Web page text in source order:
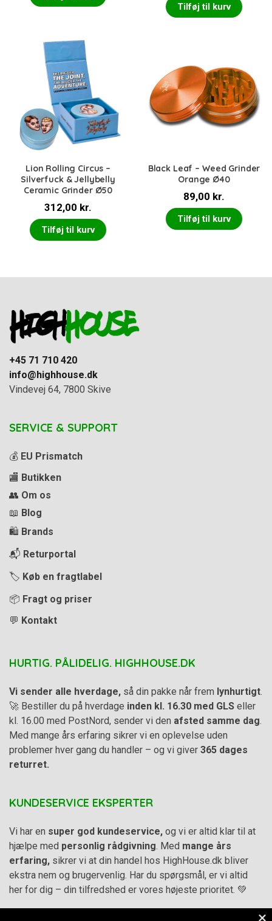
Tilføj til kurv
Lion Rolling Circus –
Silverfuck & Jellybelly
Ceramic Grinder Ø50
312,00 kr.
Tilføj til kurv
Black Leaf – Weed Grinder
Orange Ø40
89,00 kr.
Tilføj til kurv
+45 71 710 420
info@highhouse.dk
Vindevej 64, 7800 Skive
SERVICE & SUPPORT
💰 EU Prismatch
🏬 Butikken
👥 Om os
📖 Blog
🛍️ Brands
📬 Returportal
🏷️ Køb en fragtlabel
📦 Fragt og priser
💬 Kontakt
HURTIG. PÅLIDELIG. HIGHHOUSE.DK
Vi sender alle hverdage, så din pakke når frem lynhurtigt
🚀 Bestiller du på hverdage inden kl. 16.30 med GLS eller
kl. 16.00 med PostNord, sender vi den afsted samme dag
Med mange års erfaring sikrer vi en oplevelse uden
problemer hver gang du handler – og vi giver 365 dages
returret.
KUNDESERVICE EKSPERTER
Vi har en super god kundeservice, og vi er altid klar til at
hjælpe med personlig rådgivning . Med mange års
erfaring, sikrer vi at din handel hos HighHouse.dk bliver
ekstra nem og brugervenlig. Har du spørgsmål, er vi altid
her for dig – din tilfredshed er vores højeste prioritet. 💚